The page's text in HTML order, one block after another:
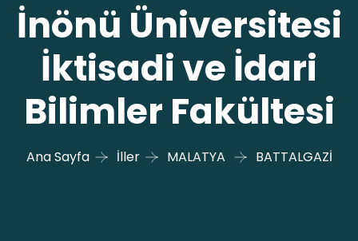
İnönü Üniversitesi
İktisadi ve İdari
Bilimler Fakültesi
Ana Sayfa İller MALATYA BATTALGAZİ